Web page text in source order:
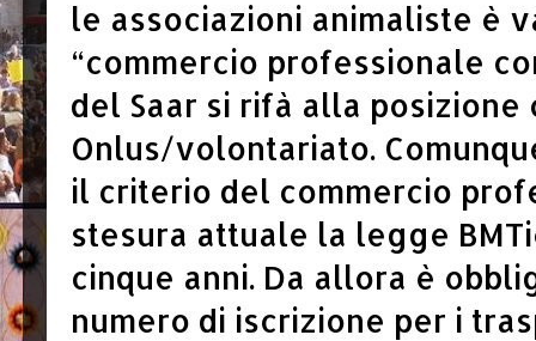
le associazioni animaliste è
“commercio professionale
del Saar si rifà alla
Onlus/volontariato.
il criterio del commercio
stesura attuale la legge
cinque anni. Da allora è
numero di iscrizione per i